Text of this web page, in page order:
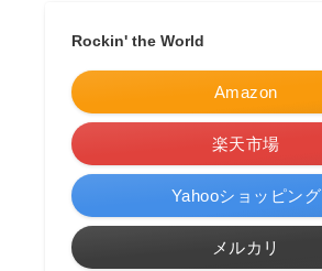
Rockin' the World
Amazon
楽天市場
Yahooショッピング
メルカリ